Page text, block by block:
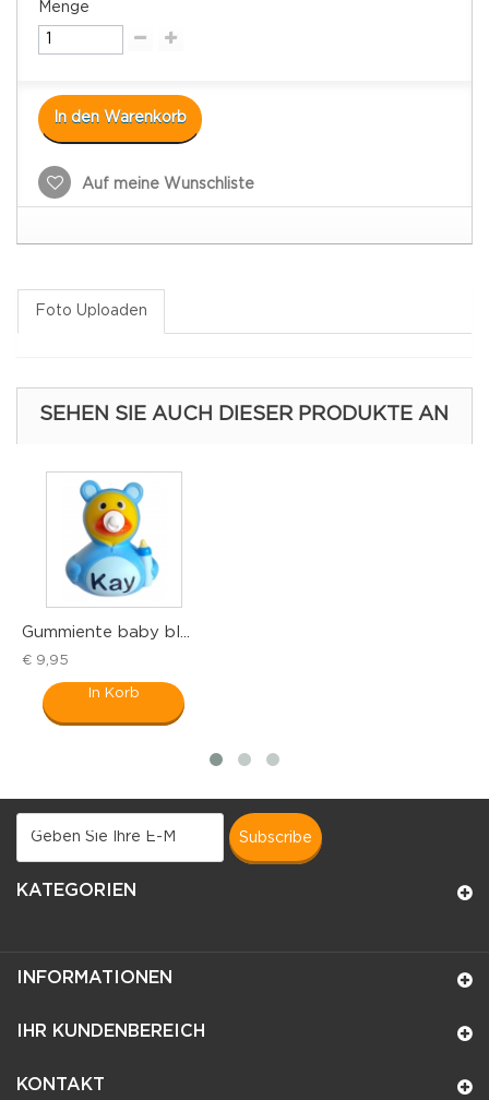
Menge
In den Warenkorb
Auf meine Wunschliste
Foto Uploaden
SEHEN SIE AUCH DIESER PRODUKTE AN
Gummiente baby bl...
€ 9,95
In Korb
subscribe
KATEGORIEN
INFORMATIONEN
IHR KUNDENBEREICH
KONTAKT